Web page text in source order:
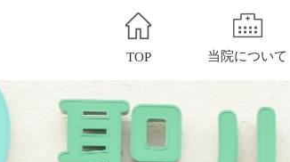
TOP 当院について